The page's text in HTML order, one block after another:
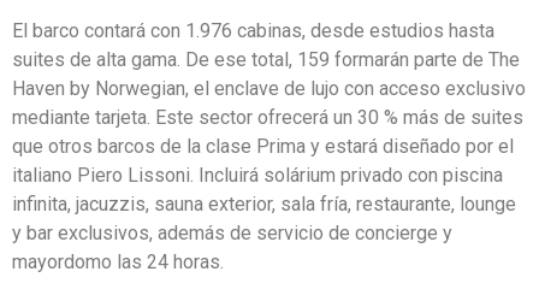
El barco contará con 1.976 cabinas, desde estudios hasta
suites de alta gama. De ese total, 159 formarán parte de The
Haven by Norwegian, el enclave de lujo con acceso exclusivo
mediante tarjeta. Este sector ofrecerá un 30 % más de suites
que otros barcos de la clase Prima y estará diseñado por el
italiano Piero Lissoni. Incluirá solárium privado con piscina
infinita, jacuzzis, sauna exterior, sala fría, restaurante, lounge
y bar exclusivos, además de servicio de concierge y
mayordomo las 24 horas.